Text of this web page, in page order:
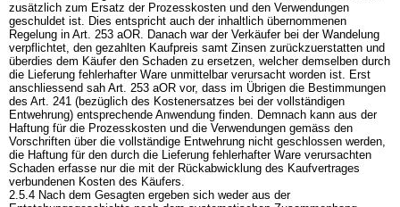
zusätzlich zum Ersatz der Prozesskosten und den Verwendungen
geschuldet ist. Dies entspricht auch der inhaltlich übernommenen
Regelung in Art. 253 aOR. Danach war der Verkäufer bei der Wandelung
verpflichtet, den gezahlten Kaufpreis samt Zinsen zurückzuerstatten und
überdies dem Käufer den Schaden zu ersetzen, welcher demselben durch
die Lieferung fehlerhafter Ware unmittelbar verursacht worden ist. Erst
anschliessend sah Art. 253 aOR vor, dass im Übrigen die Bestimmungen
des Art. 241 (bezüglich des Kostenersatzes bei der vollständigen
Entwehrung) entsprechende Anwendung finden. Demnach kann aus der
Haftung für die Prozesskosten und die Verwendungen gemäss den
Vorschriften über die vollständige Entwehrung nicht geschlossen werden,
die Haftung für den durch die Lieferung fehlerhafter Ware verursachten
Schaden erfasse nur die mit der Rückabwicklung des Kaufvertrages
verbundenen Kosten des Käufers.
2.5.4 Nach dem Gesagten ergeben sich weder aus der